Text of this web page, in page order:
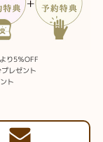
り5％OFF
レゼント
ゼント